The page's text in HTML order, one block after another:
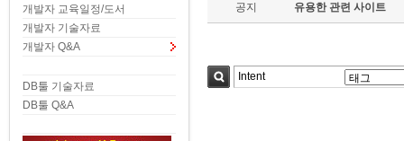
개발자 교육일정/도서
개발자 기술자료
개발자 Q&A
DB툴 기술자료
DB툴 Q&A
공지 유용한 관련 사이트